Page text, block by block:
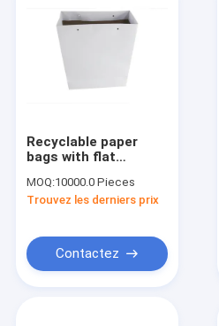
Recyclable paper
bags with flat
handle flat handle
paper bags sale best
MOQ:10000.0 Pieces
Trouvez les derniers prix
Contactez